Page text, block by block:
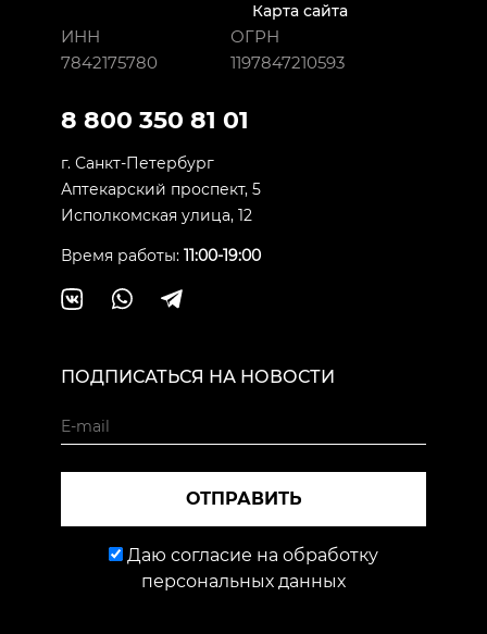
Карта сайта
ИНН
7842175780
ОГРН
1197847210593
8 800 350 81 01
г. Санкт-Петербург
Аптекарский проспект, 5
Исполкомская улица, 12
Время работы: 11:00-19:00
ПОДПИСАТЬСЯ НА НОВОСТИ
ОТПРАВИТЬ
Даю согласие на обработку
персональных данных